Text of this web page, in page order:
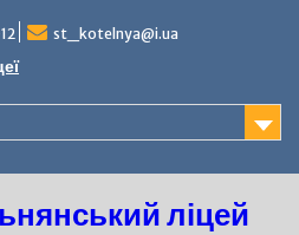
st_kotelnya@i.ua
ліцей